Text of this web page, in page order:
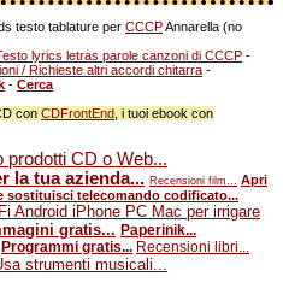
testo tablature per CCCPAnnarella (no
lyrics letras parole canzoni di CCCP -
/ Richieste altri accordi chitarra -
- Cerca
con CDFrontEnd , i tuoi ebook con
prodotti CD o Web...
la tua azienda... Recensioni film... Apri
sostituisci telecomando codificato...
Android iPhone PC Mac per irrigare
gratis... Paperinik...
Programmi gratis... Recensioni libri...
strumenti musicali...